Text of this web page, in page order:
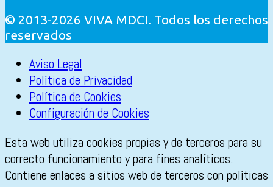
© 2013-2026 VIVA MDCI. Todos los derechos
reservados
Aviso Legal
Política de Privacidad
Política de Cookies
Configuración de Cookies
Esta web utiliza cookies propias y de terceros para su
correcto funcionamiento y para fines analíticos.
Contiene enlaces a sitios web de terceros con políticas